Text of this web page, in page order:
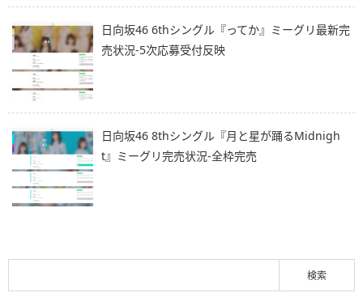
日向坂46 6thシングル『ってか』ミーグリ最新完
売状況-5次応募受付反映
日向坂46 8thシングル『月と星が踊るMidnigh
t』ミーグリ完売状況-全枠完売